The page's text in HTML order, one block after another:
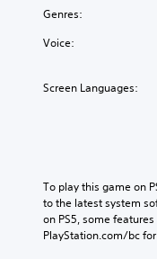
Genres:
Voice:
Screen Languages:
To play this game on
to the latest system
on PS5, some
PlayStation.com/bc